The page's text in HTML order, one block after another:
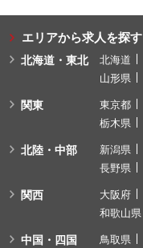
エリアから求人を探す
北海道・東北 北海道
山形県
関東 東京都
栃木県
北陸・中部 新潟県
長野県
関西 大阪府
和歌山県
中国・四国 鳥取県